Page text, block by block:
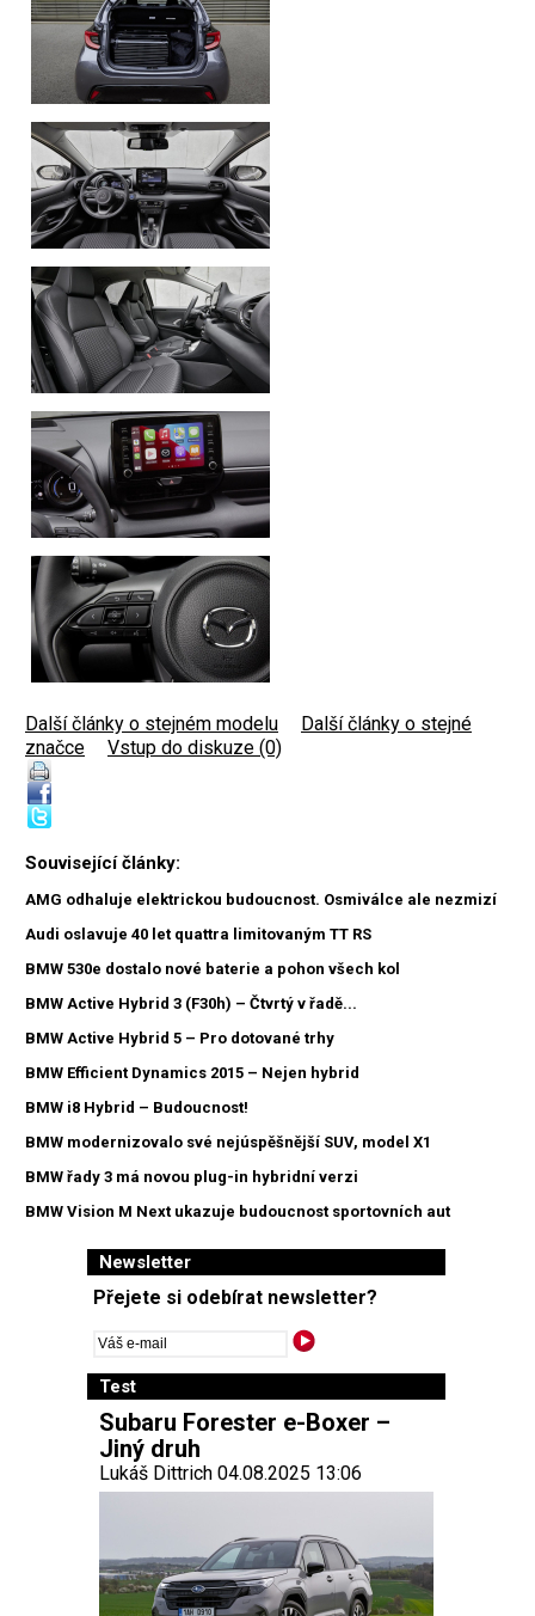
Další články o stejném modelu
Další články o stejné
značce
Vstup do diskuze (0)
Související články:
AMG odhaluje elektrickou budoucnost. Osmiválce ale nezmizí
Audi oslavuje 40 let quattra limitovaným TT RS
BMW 530e dostalo nové baterie a pohon všech kol
BMW Active Hybrid 3 (F30h) – Čtvrtý v řadě...
BMW Active Hybrid 5 – Pro dotované trhy
BMW Efficient Dynamics 2015 – Nejen hybrid
BMW i8 Hybrid – Budoucnost!
BMW modernizovalo své nejúspěšnější SUV, model X1
BMW řady 3 má novou plug-in hybridní verzi
BMW Vision M Next ukazuje budoucnost sportovních aut
Newsletter
Přejete si odebírat newsletter?
Test
Subaru Forester e-Boxer –
Jiný druh
Lukáš Dittrich 04.08.2025 13:06